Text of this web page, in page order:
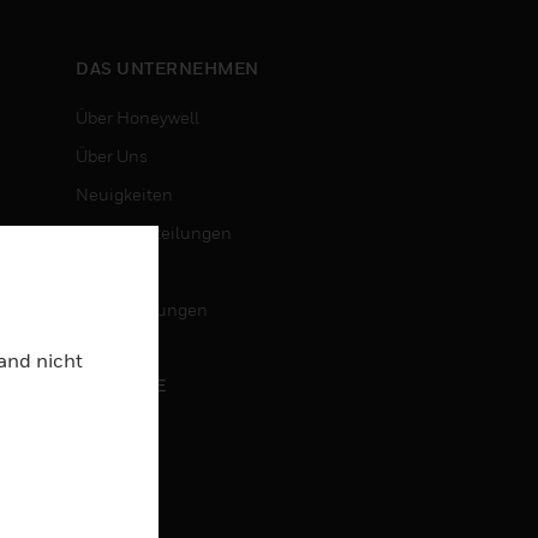
DAS UNTERNEHMEN
Über Honeywell
Über Uns
Neuigkeiten
Pressemitteilungen
Veranstaltungen
KARRIERE
nicht